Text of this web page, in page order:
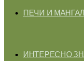
ПЕЧИ И
ИНТЕРЕСНО